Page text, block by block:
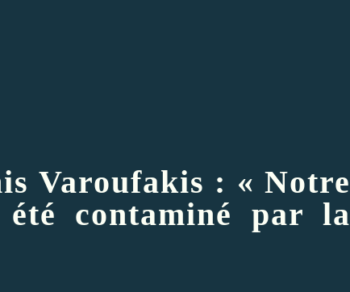
Varoufakis : « Notre
contaminé par la